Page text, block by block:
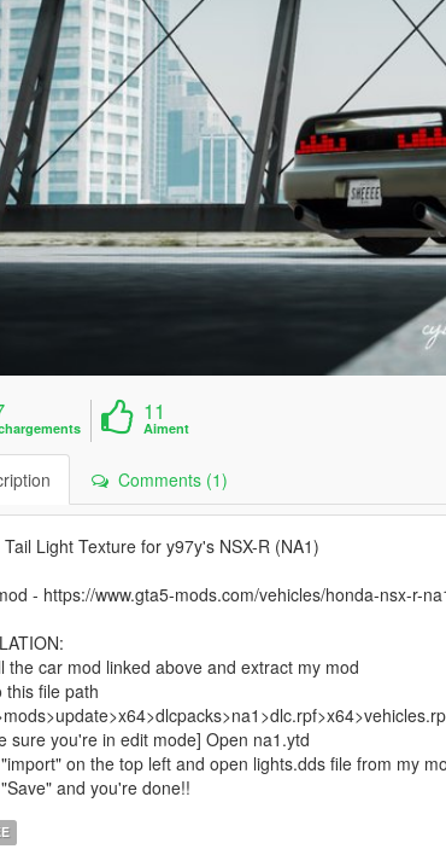
11
Aiment
Comments (1)
Light Texture for y97y's NSX-R (NA1)
- https://www.gta5-mods.com/vehicles/honda-nsx-r-
the car mod linked above and extract my mod
this file path
sure you're in edit mode] Open na1.ytd
on the top left and open lights.dds file from my
and you're done!!